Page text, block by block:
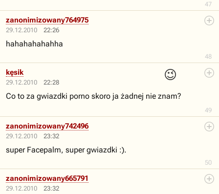
47
29.12.2010 22:26
48
zanonimizowany764975
hahahahahahha
29.12.2010 22:28
😉
49
kęsik
Co to za gwiazdki porno skoro ja żadnej nie znam?
29.12.2010 23:32
50
zanonimizowany742496
super Facepalm, super gwiazdki :).
29.12.2010 23:32
zanonimizowany665791